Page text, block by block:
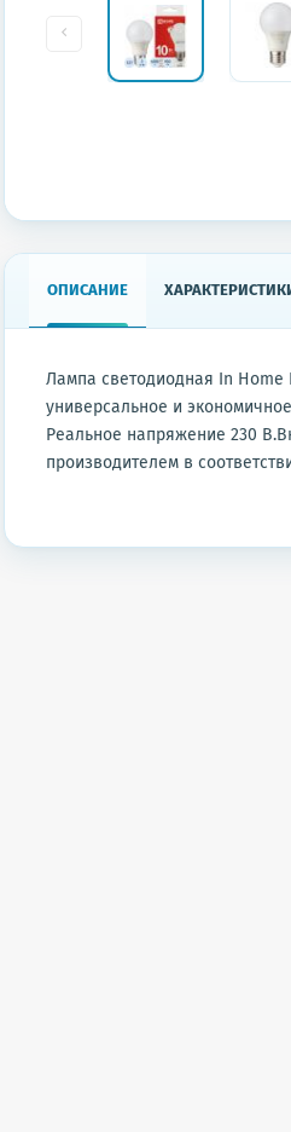
ОПИСАНИЕ
Лампа светодиодная In Home
универсальное и
Реальное напряжение 230
производителем в